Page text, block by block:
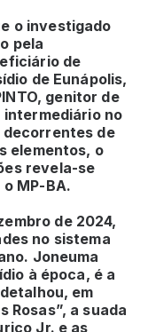
o investigado
pela
de
de Eunápolis,
genitor de
intermediário no
decorrentes de
elementos, o
revela-se
MP-BA.
de 2024,
no sistema
Joneuma
à época, é a
em
Rosas”, a suada
Jr. e as